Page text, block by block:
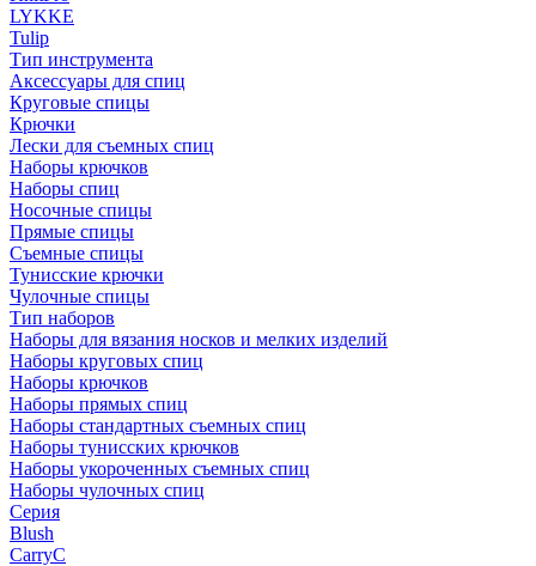
LYKKE
Tulip
Тип инструмента
Аксессуары для спиц
Круговые спицы
Крючки
Лески для съемных спиц
Наборы крючков
Наборы спиц
Носочные спицы
Прямые спицы
Съемные спицы
Тунисские крючки
Чулочные спицы
Тип наборов
Наборы для вязания носков и мелких изделий
Наборы круговых спиц
Наборы крючков
Наборы прямых спиц
Наборы стандартных съемных спиц
Наборы тунисских крючков
Наборы укороченных съемных спиц
Наборы чулочных спиц
Серия
Blush
CarryC